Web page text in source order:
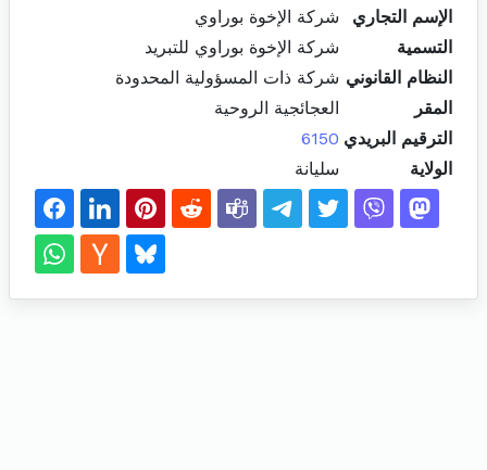
الإسم التجاري
شركة الإخوة بوراوي
التسمية
شركة الإخوة بوراوي للتبريد
النظام القانوني شركة ذات المسؤولية المحدودة
المقر
العجائجية الروحية
الترقيم البريدي 6150
الولاية
سليانة